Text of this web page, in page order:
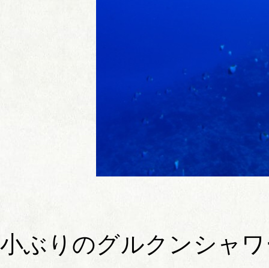
小ぶりのグルクンシャ